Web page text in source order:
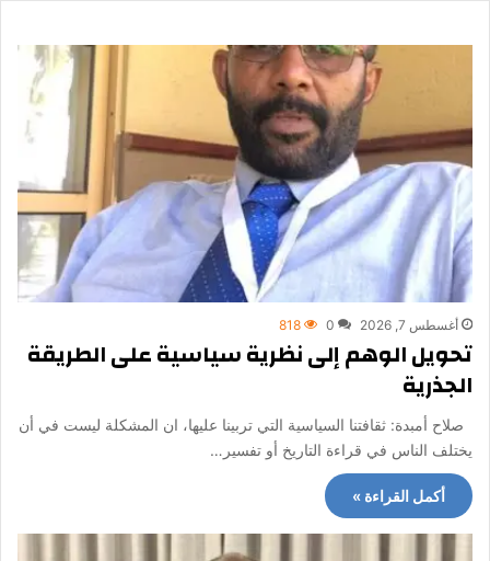
أغسطس 7, 2026 0
818
تحويل الوهم إلى نظرية سياسية على الطريقة
الجذرية
صلاح أمبدة: ثقافتنا السياسية التي تربينا عليها، ان المشكلة ليست في أن
يختلف الناس في قراءة التاريخ أو تفسير…
أكمل القراءة »